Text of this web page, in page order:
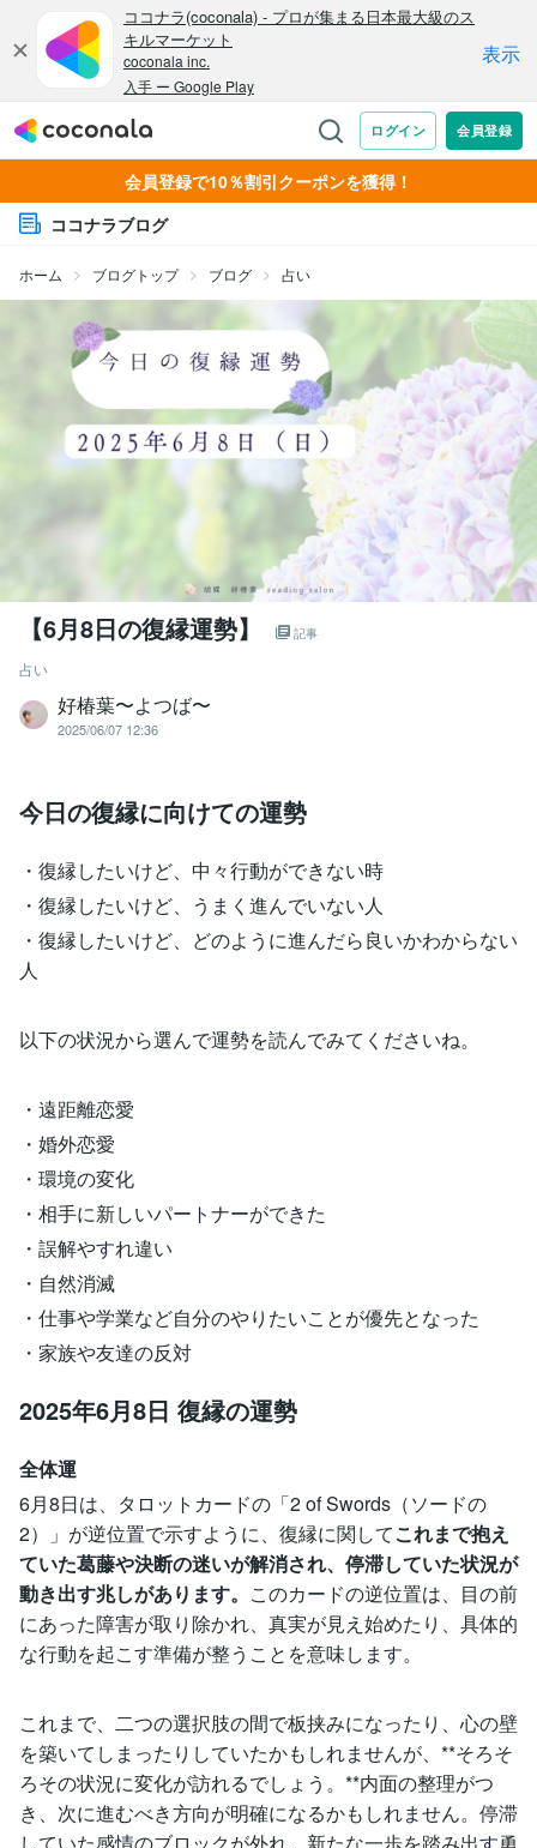
会員登録で10％割引クーポンを獲得！
ココナラブログ
ホーム ブログトップ ブログ 占い
【6月8日の復縁運勢】 記事
占い
好椿葉〜よつば〜
2025/06/07 12:36
今日の復縁に向けての運勢
・復縁したいけど、中々行動ができない時
・復縁したいけど、うまく進んでいない人
・復縁したいけど、どのように進んだら良いかわからない
人
以下の状況から選んで運勢を読んでみてくださいね。
・遠距離恋愛
・婚外恋愛
・環境の変化
・相手に新しいパートナーができた
・誤解やすれ違い
・自然消滅
・仕事や学業など自分のやりたいことが優先となった
・家族や友達の反対
2025年6月8日 復縁の運勢
全体運
6月8日は、タロットカードの「2 of Swords（ソードの
2）」が逆位置で示すように、復縁に関してこれまで抱え
ていた葛藤や決断の迷いが解消され、停滞していた状況が
動き出す兆しがあります。 このカードの逆位置は、目の前
にあった障害が取り除かれ、真実が見え始めたり、具体的
な行動を起こす準備が整うことを意味します。
これまで、二つの選択肢の間で板挟みになったり、心の壁
を築いてしまったりしていたかもしれませんが、**そろそ
ろその状況に変化が訪れるでしょう。**内面の整理がつ
き、次に進むべき方向が明確になるかもしれません。停滞
していた感情のブロックが外れ、新たな一歩を踏み出す勇